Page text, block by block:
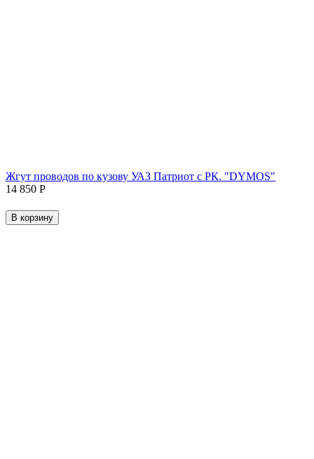
Жгут проводов по кузову УАЗ Патриот с РК. "DYMOS"
14 850 Р
В корзину